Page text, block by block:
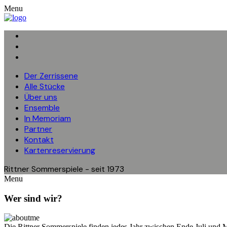
Menu
Der Zerrissene
Alle Stücke
Über uns
Ensemble
In Memoriam
Partner
Kontakt
Kartenreservierung
Rittner Sommerspiele - seit 1973
Menu
Wer sind wir?